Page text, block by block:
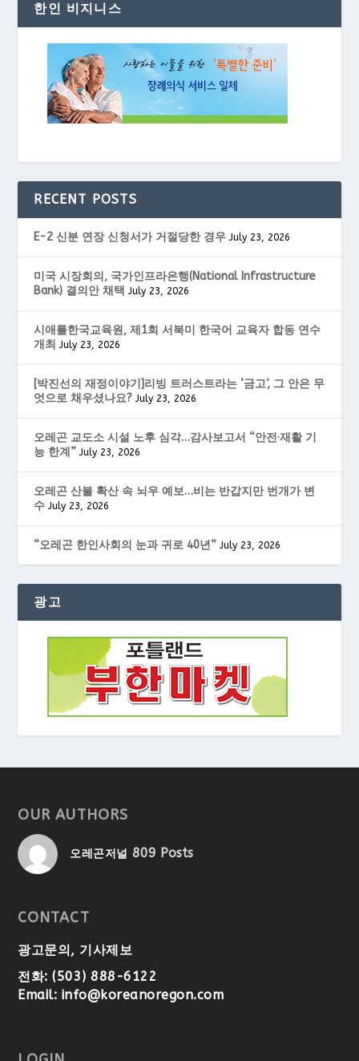
한인 비지니스
RECENT POSTS
E-2 신분 연장 신청서가 거절당한 경우 July 23, 2026
미국 시장회의, 국가인프라은행(National Infrastructure
Bank) 결의안 채택 July 23, 2026
시애틀한국교육원, 제1회 서북미 한국어 교육자 합동 연수
개최 July 23, 2026
[박진선의 재정이야기]리빙 트러스트라는 ‘금고’, 그 안은 무
엇으로 채우셨나요? July 23, 2026
오레곤 교도소 시설 노후 심각…감사보고서 “안전·재활 기
능 한계” July 23, 2026
오레곤 산불 확산 속 뇌우 예보…비는 반갑지만 번개가 변
수 July 23, 2026
“오레곤 한인사회의 눈과 귀로 40년” July 23, 2026
광고
OUR AUTHORS
오레곤저널 809 Posts
CONTACT
광고문의, 기사제보
전화: (503) 888-6122
Email: info@koreanoregon.com